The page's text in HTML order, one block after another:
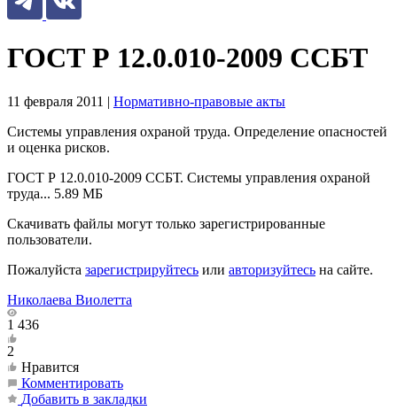
ГОСТ Р 12.0.010-2009 ССБТ
11 февраля 2011 | Нормативно-правовые акты
Системы управления охраной труда. Определение опасностей
и оценка рисков.
ГОСТ Р 12.0.010-2009 ССБТ. Системы управления охраной
труда... 5.89 МБ
Скачивать файлы могут только зарегистрированные
пользователи.
Пожалуйста зарегистрируйтесь или авторизуйтесь на сайте.
Николаева Виолетта
1 436
2
Нравится
Комментировать
Добавить в закладки